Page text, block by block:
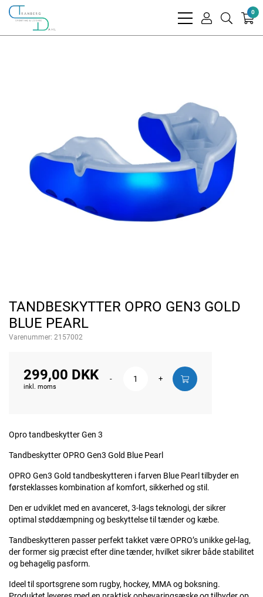
bars
user
search
0
TANDBESKYTTER OPRO GEN3 GOLD
BLUE PEARL
Varenummer: 2157002
299,00 DKK
inkl. moms
- +
Opro tandbeskytter Gen 3
Tandbeskytter OPRO Gen3 Gold Blue Pearl
OPRO Gen3 Gold tandbeskytteren i farven Blue Pearl tilbyder en
førsteklasses kombination af komfort, sikkerhed og stil.
Den er udviklet med en avanceret, 3-lags teknologi, der sikrer
optimal støddæmpning og beskyttelse til tænder og kæbe.
Tandbeskytteren passer perfekt takket være OPRO’s unikke gel-lag,
der former sig præcist efter dine tænder, hvilket sikrer både stabilitet
og behagelig pasform.
Ideel til sportsgrene som rugby, hockey, MMA og boksning.